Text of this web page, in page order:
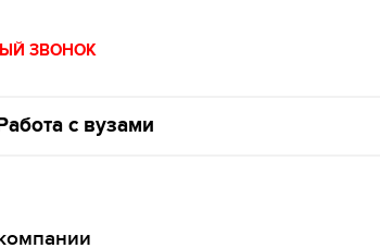
ЗВОНОК
с вузами